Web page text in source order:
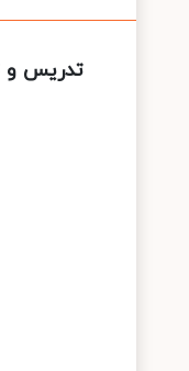
تدریس و